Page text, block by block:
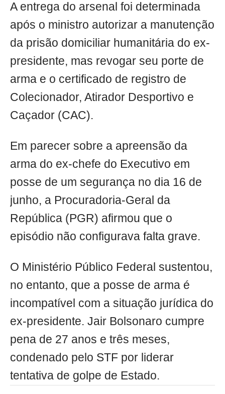
A entrega do arsenal foi determinada
após o ministro autorizar a manutenção
da prisão domiciliar humanitária do ex-
presidente, mas revogar seu porte de
arma e o certificado de registro de
Colecionador, Atirador Desportivo e
Caçador (CAC).
Em parecer sobre a apreensão da
arma do ex-chefe do Executivo em
posse de um segurança no dia 16 de
junho, a Procuradoria-Geral da
República (PGR) afirmou que o
episódio não configurava falta grave.
O Ministério Público Federal sustentou,
no entanto, que a posse de arma é
incompatível com a situação jurídica do
ex-presidente. Jair Bolsonaro cumpre
pena de 27 anos e três meses,
condenado pelo STF por liderar
tentativa de golpe de Estado.